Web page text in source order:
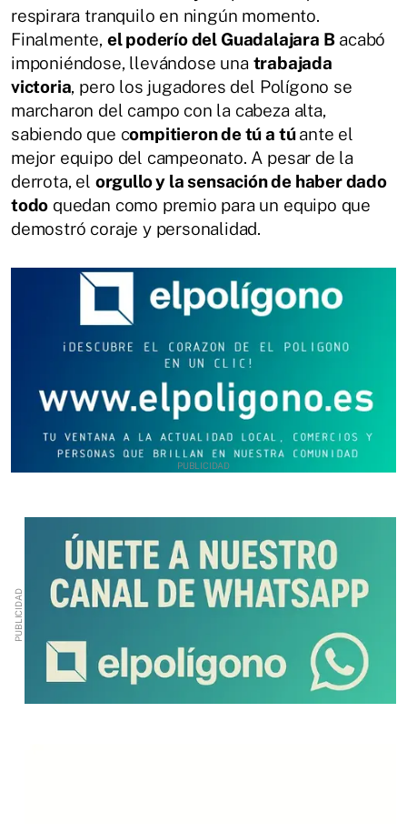
respirara tranquilo en ningún momento.
Finalmente, el poderío del Guadalajara Bacabó
imponiéndose, llevándose una trabajada
victoria, pero los jugadores del Polígono se
marcharon del campo con la cabeza alta,
sabiendo que compitieron de tú a túante el
mejor equipo del campeonato. A pesar de la
derrota, el orgullo y la sensación de haber dado
todo quedan como premio para un equipo que
demostró coraje y personalidad.